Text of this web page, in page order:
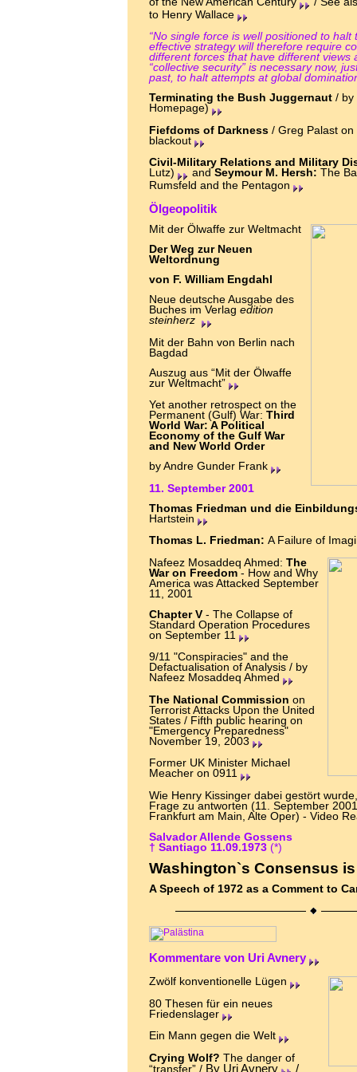
to Henry Wallace
“No single force is well positioned to halt
effective strategy will therefore require
different forces that have different views
“collective security” is necessary now,
past, to halt attempts at global
Terminating the Bush Juggernaut/ by
Homepage)
Fiefdoms of Darkness / Greg Palast
blackout
Civil-Military Relations and Military
Lutz)
and Seymour M. Hersh: The
Rumsfeld and the Pentagon
Ölgeopolitik
Mit der Ölwaffe zur Weltmacht
Der Weg zur Neuen
Weltordnung
von F. William Engdahl
Neue deutsche Ausgabe des
Buches im Verlag edition
steinherz
Mit der Bahn von Berlin nach
Bagdad
Auszug aus “Mit der Ölwaffe
zur Weltmacht”
Yet another retrospect on the
Permanent (Gulf) War: Third
World War: A Political
Economy of the Gulf War
and New World Order
by Andre Gunder Frank
11. September 2001
Thomas Friedman und die
Hartstein
Thomas L. Friedman: A Failure of
Nafeez Mosaddeq Ahmed: The
War on Freedom- How and Why
America was Attacked September
11, 2001
Chapter V- The Collapse of
Standard Operation Procedures
on September 11
9/11 "Conspiracies" and the
Defactualisation of Analysis / by
Nafeez Mosaddeq Ahmed
The National Commission on
Terrorist Attacks Upon the United
States / Fifth public hearing on
"Emergency Preparedness"
November 19, 2003
Former UK Minister Michael
Meacher on 0911
Wie Henry Kissinger dabei gestört
Frage zu antworten (11. September
Frankfurt am Main, Alte Oper) - Video
Salvador Allende Gossens
† Santiago 11.09.1973 (*)
Washington`s Consensus
A Speech of 1972 as a Comment to
Kommentare von Uri Avnery
Zwölf konventionelle Lügen
80 Thesen für ein neues
Friedenslager
Ein Mann gegen die Welt
Crying Wolf? The danger of
“transfer” / By Uri Avnery /